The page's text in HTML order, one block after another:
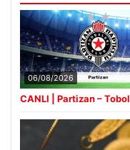
06/08/2026
CANLI | Partizan –